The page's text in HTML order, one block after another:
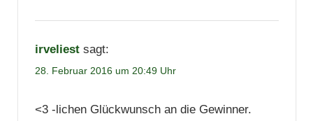
irveliest sagt:
28. Februar 2016 um 20:49 Uhr
<3 -lichen Glückwunsch an die Gewinner.